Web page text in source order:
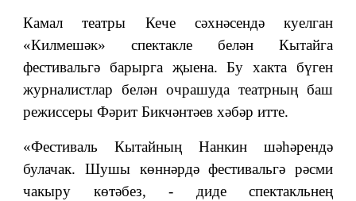
Камал театры Кече сәхнәсендә куелган
«Килмешәк» спектакле белән Кытайга
фестивальгә барырга җыена. Бу хакта бүген
журналистлар белән очрашуда театрның баш
режиссеры Фәрит Бикчәнтәев хәбәр итте.
«Фестиваль Кытайның Нанкин шәһәрендә
булачак. Шушы көннәрдә фестивальгә рәсми
чакыру көтәбез, - диде спектакльнең